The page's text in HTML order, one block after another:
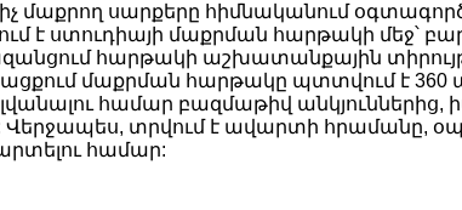
մաքրող սարքերը հիմնականում
է ստուդիայի մաքրման հարթակի մեջ՝
հարթակի աշխատանքային
մաքրման հարթակը պտտվում է 360
լվանալու համար բազմաթիվ
տրվում է ավարտի հրամանը,
համար: